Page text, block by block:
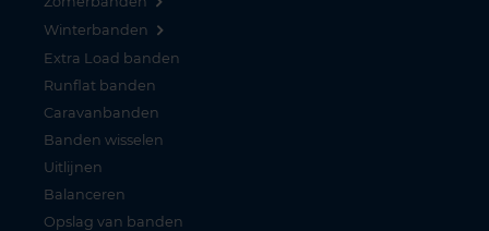
Winterbanden
Extra Load banden
Runflat banden
Caravanbanden
Banden wisselen
Uitlijnen
Balanceren
Opslag van banden